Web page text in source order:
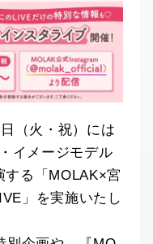
（火・祝）には
イメージモデル
する「MOLAK×宮
」を実施いたし